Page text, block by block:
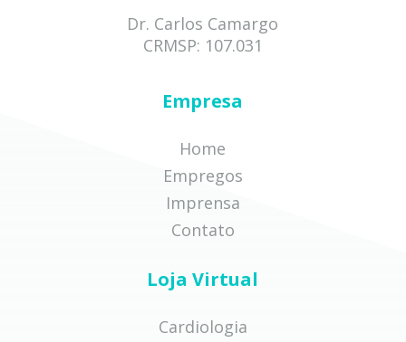
Dr. Carlos Camargo
CRMSP: 107.031
Empresa
Home
Empregos
Imprensa
Contato
Loja Virtual
Cardiologia